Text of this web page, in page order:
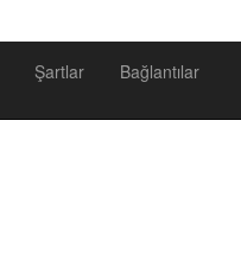
Şartlar Bağlantılar